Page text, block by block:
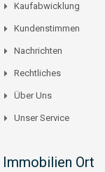
Kaufabwicklung
Kundenstimmen
Nachrichten
Rechtliches
Über Uns
Unser Service
Immobilien Ort